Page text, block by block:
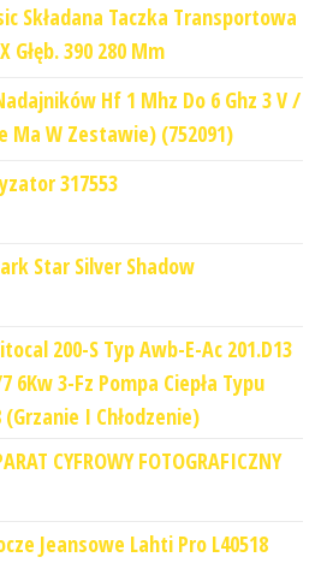
Składana Taczka Transportowa
Głęb. 390 280 Mm
Hf 1 Mhz Do 6 Ghz 3 V /
Ma W Zestawie) (752091)
317553
Star Silver Shadow
200-S Typ Awb-E-Ac 201.D13
6Kw 3-Fz Pompa Ciepła Typu
(Grzanie I Chłodzenie)
CYFROWY FOTOGRAFICZNY
Jeansowe Lahti Pro L40518